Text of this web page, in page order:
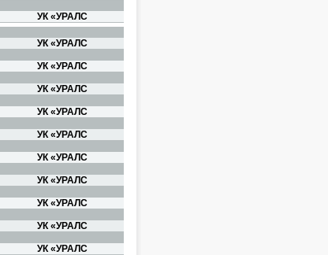
УК «УРАЛС
УК «УРАЛС
УК «УРАЛС
УК «УРАЛС
УК «УРАЛС
УК «УРАЛС
УК «УРАЛС
УК «УРАЛС
УК «УРАЛС
УК «УРАЛС
УК «УРАЛС